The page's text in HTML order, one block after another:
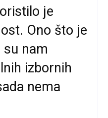
je
Ono što je
su nam
izbornih
nema